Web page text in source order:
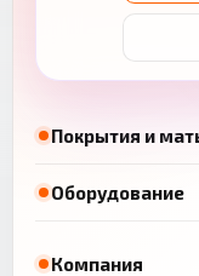
Покрытия и
Оборудование
Компания